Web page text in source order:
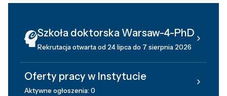
Szkoła doktorska Warsaw-4-PhD
Rekrutacja otwarta od 24 lipca do 7 sierpnia 2026
Oferty pracy w Instytucie
Aktywne ogłoszenia: 0